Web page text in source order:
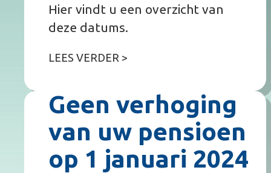
Hier vindt u een overzicht van
deze datums.
LEES VERDER >
Geen verhoging
van uw pensioen
op 1 januari 2024